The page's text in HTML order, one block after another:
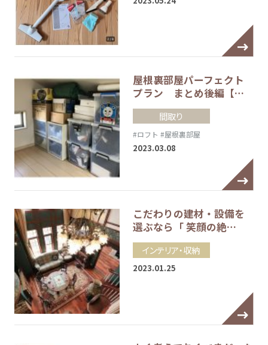
屋根裏部屋パーフェクト
プラン まとめ後編【…
間取り
#ロフト #屋根裏部屋
2023.03.08
こだわりの建材・設備を
選ぶなら「 笑顔の絶…
インテリア・収納
2023.01.25